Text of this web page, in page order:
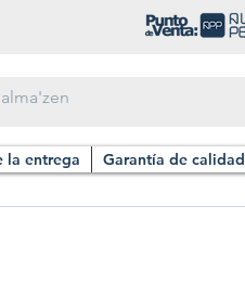
la entrega Garantía de calidad